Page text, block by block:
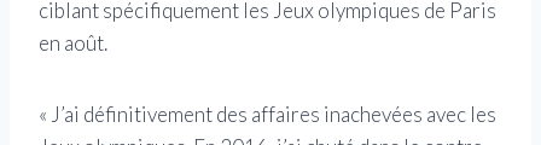
ciblant spécifiquement les Jeux olympiques de Paris
en août.
« J’ai définitivement des affaires inachevées avec les